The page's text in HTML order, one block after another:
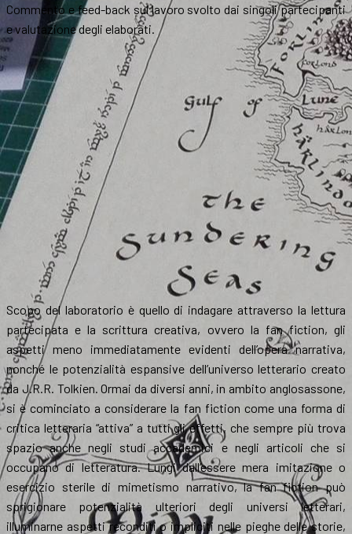
Commento e feed-back sul lavoro svolto dai singoli partecipanti
e valutazione degli elaborati.
Scopo del laboratorio è quello di indagare attraverso la lettura
partecipata e la scrittura creativa, ovvero la fan fiction, gli
aspetti meno immediatamente evidenti dell’opera narrativa,
nonché le potenzialità espansive dell’universo letterario creato
da J.R.R. Tolkien. Ormai da diversi anni, in ambito anglosassone,
si è cominciato a considerare la fan fiction come una forma di
critica letteraria “attiva” a tutti gli effetti, che sempre più trova
spazio anche negli studi accademici e negli articoli che si
occupano di letteratura. Lungi dall’essere mera imitazione o
esercizio sterile di mimetismo narrativo, la fan fiction può
sprigionare potenzialità ulteriori degli universi letterari,
illuminarne aspetti reconditi o impliciti nelle pieghe delle storie,